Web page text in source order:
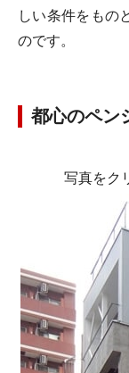
しい条件をもの
のです。
都心のペン
写真をク